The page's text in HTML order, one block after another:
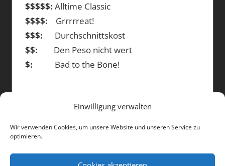
Einwilligung verwalten
Wir verwenden Cookies, um unsere Website und unseren Service zu
optimieren.
$$$$$: Alltime Classic
$$$$: Grrrrreat!
$$$: Durchschnittskost
$$: Den Peso nicht wert
$: Bad to the Bone!
DIE BEITRÄGE